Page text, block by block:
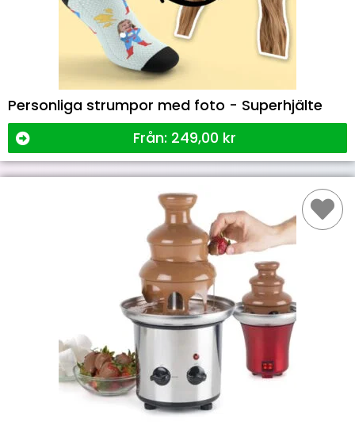
Personliga strumpor med foto - Superhjälte
Från: 249,00 kr